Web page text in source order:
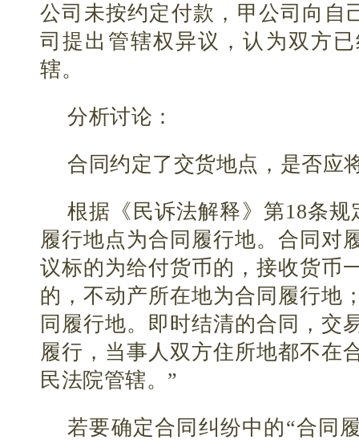
公司未按约定付款，甲公司向自
司提出管辖权异议，认为双方
辖。
分析讨论：
合同约定了交货地点，是否应
根据《民诉法解释》第18条
履行地点为合同履行地。合同对
议标的为给付货币的，接收货币
的，不动产所在地为合同履行地
同履行地。即时结清的合同，交
履行，当事人双方住所地都不在
民法院管辖。”
若要确定合同纠纷中的“合同